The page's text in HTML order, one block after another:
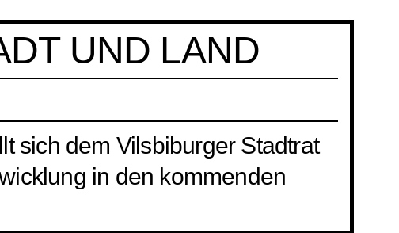
UND LAND
sich dem Vilsbiburger Stadtrat
in den kommenden